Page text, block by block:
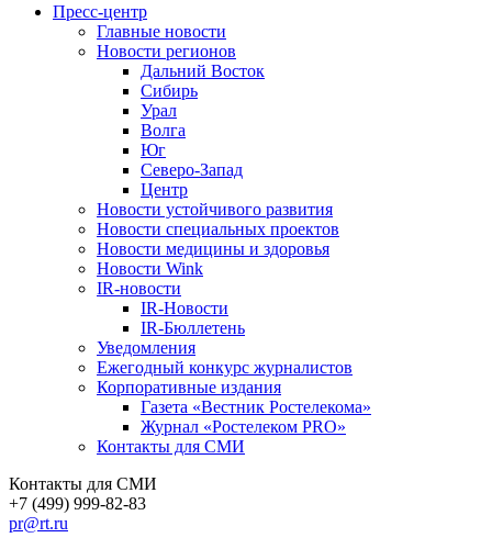
Пресс-центр
Главные новости
Новости регионов
Дальний Восток
Сибирь
Урал
Волга
Юг
Северо-Запад
Центр
Новости устойчивого развития
Новости специальных проектов
Новости медицины и здоровья
Новости Wink
IR-новости
IR-Новости
IR-Бюллетень
Уведомления
Ежегодный конкурс журналистов
Корпоративные издания
Газета «Вестник Ростелекома»
Журнал «Ростелеком PRO»
Контакты для СМИ
Контакты для СМИ
+7 (499) 999-82-83
pr@rt.ru